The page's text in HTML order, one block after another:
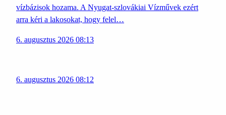
vízbázisok hozama. A Nyugat-szlovákiai Vízművek ezért
arra kéri a lakosokat, hogy felel…
6. augusztus 2026 08:13
6. augusztus 2026 08:12